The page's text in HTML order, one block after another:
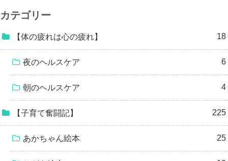
カテゴリー
【体の疲れは心の疲れ】 18
夜のヘルスケア 6
朝のヘルスケア 4
【子育て奮闘記】 225
あかちゃん絵本 25